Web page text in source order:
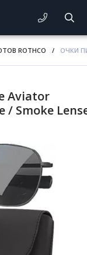
ROTHCO / ОЧКИ
Aviator
/ Smoke